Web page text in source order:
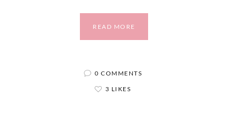
READ MORE
0 COMMENTS
3 LIKES